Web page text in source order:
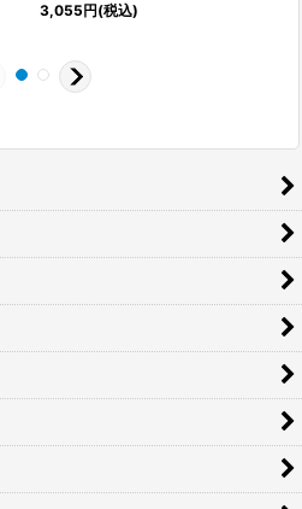
3,055円(税込)